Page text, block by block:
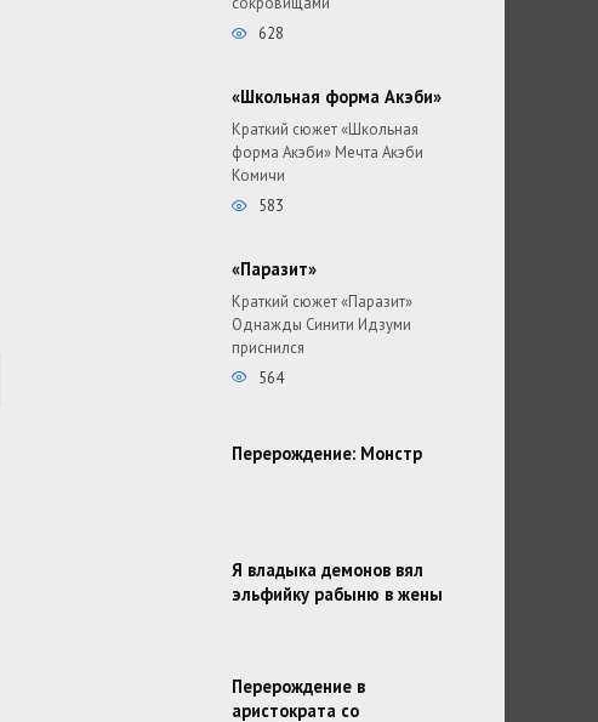
628
«Школьная форма Акэби»
Краткий сюжет «Школьная
форма Акэби» Мечта Акэби
Комичи
583
«Паразит»
Краткий сюжет «Паразит»
Однажды Синити Идзуми
приснился
564
Перерождение: Монстр
Я владыка демонов вял
эльфийку рабыню в жены
Перерождение в
аристократа со